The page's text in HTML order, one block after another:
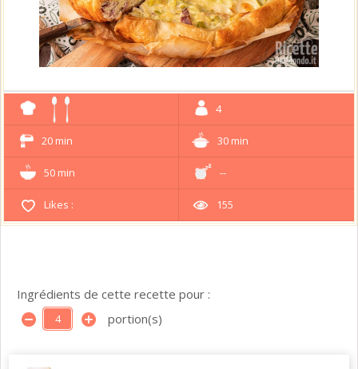
4
20 min 30 min
50 min --
Likes : 155
Ingrédients de cette recette pour :
portion(s)